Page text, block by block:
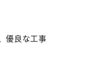
優良な工事